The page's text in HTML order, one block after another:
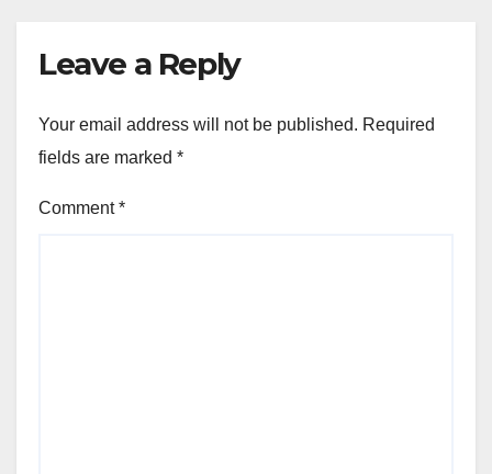
Leave a Reply
Your email address will not be published. Required
fields are marked *
Comment*